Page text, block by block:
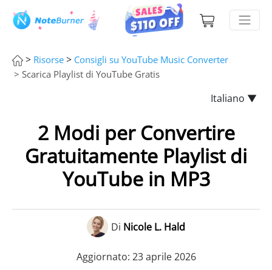
> Risorse > Consigli su YouTube Music Converter
> Scarica Playlist di YouTube Gratis
Italiano ▼
2 Modi per Convertire
Gratuitamente Playlist di
YouTube in MP3
Di Nicole L. Hald
Aggiornato: 23 aprile 2026